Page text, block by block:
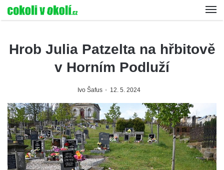
Hrob Julia Patzelta na hřbitově
v Horním Podluží
Ivo Šafus 12. 5. 2024